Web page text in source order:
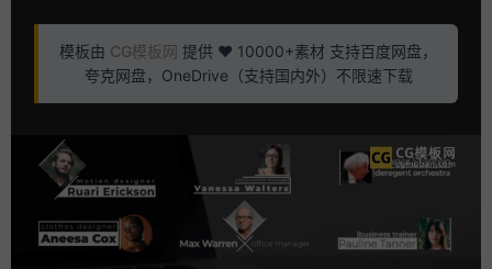
模板由 CG模板网 提供 ❤️ 10000+素材 支持百度网盘，
夸克网盘，OneDrive（支持国内外）不限速下载